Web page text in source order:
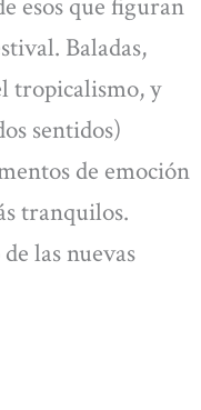
esos que figuran
Baladas,
tropicalismo, y
sentidos)
de emoción
tranquilos.
las nuevas